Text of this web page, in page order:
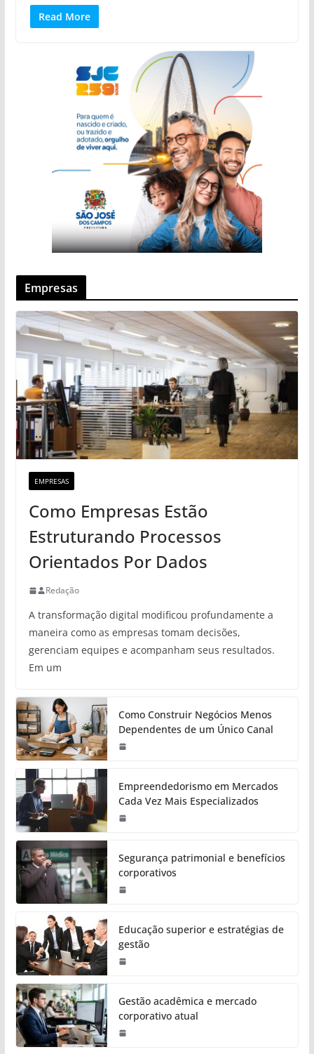
Read More
Empresas
EMPRESAS
Como Empresas Estão
Estruturando Processos
Orientados Por Dados
Redação
A transformação digital modificou profundamente a
maneira como as empresas tomam decisões,
gerenciam equipes e acompanham seus resultados.
Em um
Como Construir Negócios Menos
Dependentes de um Único Canal
Empreendedorismo em Mercados
Cada Vez Mais Especializados
Segurança patrimonial e benefícios
corporativos
Educação superior e estratégias de
gestão
Gestão acadêmica e mercado
corporativo atual